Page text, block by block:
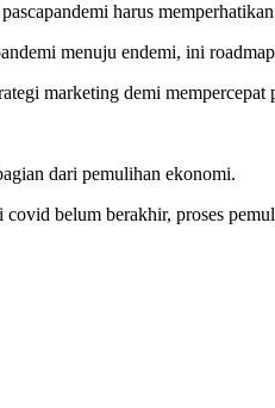
harus
menuju endemi, ini
marketing demi mempercepat
dari pemulihan ekonomi.
belum berakhir, proses